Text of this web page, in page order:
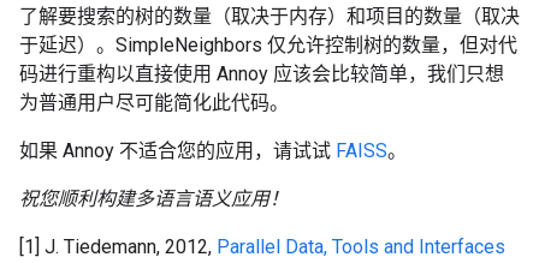
了解要搜索的树的数量（取决于内存）和项目的数量（取决
于延迟）。SimpleNeighbors 仅允许控制树的数量，但对代
码进行重构以直接使用 Annoy 应该会比较简单，我们只想
为普通用户尽可能简化此代码。
如果 Annoy 不适合您的应用，请试试 FAISS。
祝您顺利构建多语言语义应用！
[1] J. Tiedemann, 2012, Parallel Data, Tools and Interfaces